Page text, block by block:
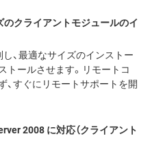
クライアントモジュールのイ
、最適なサイズのインストー
トールさせます。リモートコ
、すぐにリモートサポートを開
2008 に対応（クライアント